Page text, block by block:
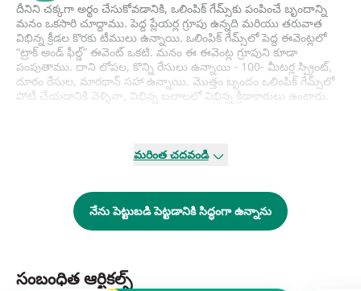
దీనిని చక్కగా అర్థం చేసుకోవడానికి, ఒలింపిక్ గేమ్స్‌కు పంపించే బృందాన్ని
మనం ఒకసారి చూద్దాము. పెద్ద ప్లేయర్ల గ్రూపు ఉన్నది మరియు తరువాత
విభిన్న క్రీడల కొరకు టీములు ఉన్నాయి. ఒలింపిక్ గేమ్స్‌లో పెద్ద ఈవెంట్లలో
“ట్రాక్ అండ్ ఫీల్డ్” ఈవెంట్ ఒకటి. మనం ఈ ఈవెంట్ల గ్రూపుని కూడా
పంపుతాము. దాని లోపల, కొన్ని రేసులు ఉన్నాయి - 100- మీటర్ల స్ప్రింట్,
దూరం రేసుల, మారథాన్ సహా ఉన్నాయి. మొత్తం బృందం ఒలింపిక్ గేమ్స్‌లో
పోటీ చేయడానికి వెళ్ళినా, విభిన్న బలాలలో విభిన్న క్రీడాకారులు ఉంటారు.
ఈవెంట్లలో పాల్గొనే గ్రూపు లాగా ఉండవచ్చు. మనం చూసినట్లు, ట్రాక్ అండ్
మరింత చదవండి
నేను పెట్టుబడి పెట్టడానికి సిద్ధంగా ఉన్నాను
సంబంధిత ఆర్టికల్స్